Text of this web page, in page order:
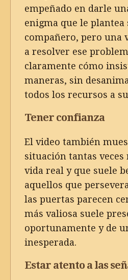
empeñado en darle
enigma que le
compañero, pero una
a resolver ese
claramente cómo
maneras, sin
todos los recursos a
Tener confianza
El video también
situación tantas veces
vida real y que suele
aquellos que
las puertas parecen
más valiosa suele
oportunamente y de
inesperada.
Estar atento a las